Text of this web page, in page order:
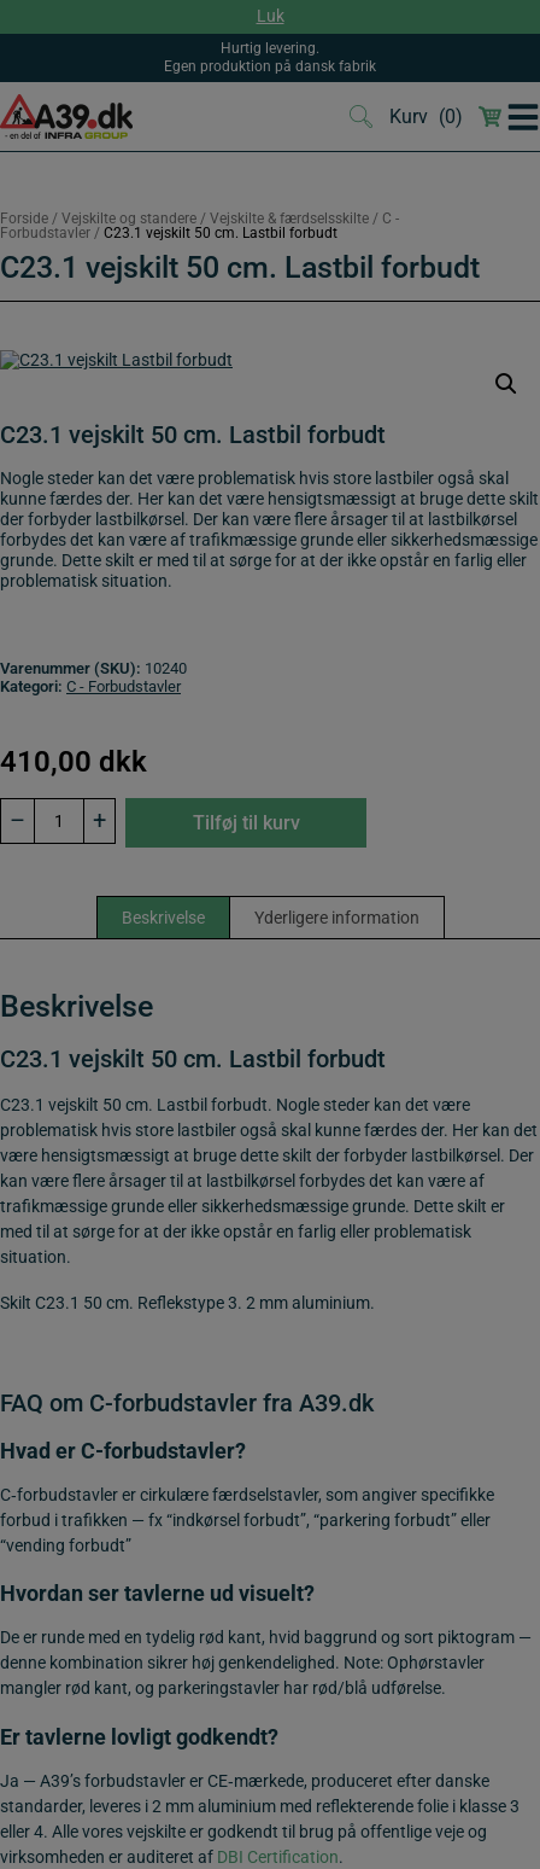
Luk
Hurtig levering.
Egen produktion på dansk fabrik
Kurv (0)
(0)
Forside / Vejskilte og standere / Vejskilte & færdselsskilte / C -
Forbudstavler / C23.1 vejskilt 50 cm. Lastbil forbudt
C23.1 vejskilt 50 cm. Lastbil forbudt
C23.1 vejskilt 50 cm. Lastbil forbudt
Nogle steder kan det være problematisk hvis store lastbiler også skal
kunne færdes der. Her kan det være hensigtsmæssigt at bruge dette skilt
der forbyder lastbilkørsel. Der kan være flere årsager til at lastbilkørsel
forbydes det kan være af trafikmæssige grunde eller sikkerhedsmæssige
grunde. Dette skilt er med til at sørge for at der ikke opstår en farlig eller
problematisk situation.
Varenummer (SKU): 10240
Kategori: C - Forbudstavler
410,00 dkk
–
C23.1
vejskilt
50
+ Tilføj til kurv
Beskrivelse Yderligere information
Beskrivelse
C23.1 vejskilt 50 cm. Lastbil forbudt
C23.1 vejskilt 50 cm. Lastbil forbudt. Nogle steder kan det være
problematisk hvis store lastbiler også skal kunne færdes der. Her kan det
være hensigtsmæssigt at bruge dette skilt der forbyder lastbilkørsel. Der
kan være flere årsager til at lastbilkørsel forbydes det kan være af
trafikmæssige grunde eller sikkerhedsmæssige grunde. Dette skilt er
med til at sørge for at der ikke opstår en farlig eller problematisk
situation.
Skilt C23.1 50 cm. Reflekstype 3. 2 mm aluminium.
FAQ om C-forbudstavler fra A39.dk
Hvad er C-forbudstavler?
C‑forbudstavler er cirkulære færdselstavler, som angiver specifikke
forbud i trafikken — fx “indkørsel forbudt”, “parkering forbudt” eller
“vending forbudt”
Hvordan ser tavlerne ud visuelt?
De er runde med en tydelig rød kant, hvid baggrund og sort piktogram —
denne kombination sikrer høj genkendelighed. Note: Ophørstavler
mangler rød kant, og parkeringstavler har rød/blå udførelse.
Er tavlerne lovligt godkendt?
Ja — A39’s forbudstavler er CE‑mærkede, produceret efter danske
standarder, leveres i 2 mm aluminium med reflekterende folie i klasse 3
eller 4. Alle vores vejskilte er godkendt til brug på offentlige veje og
virksomheden er auditeret af DBI Certification.